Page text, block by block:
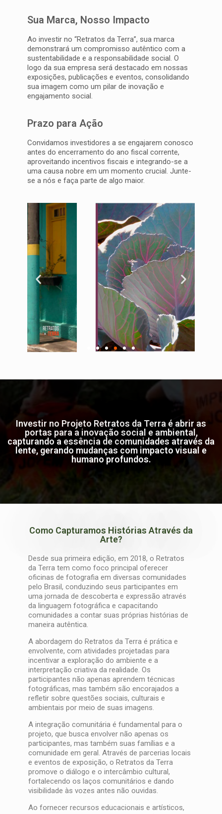
Sua Marca, Nosso Impacto
Ao investir no “Retratos da Terra”, sua marca
demonstrará um compromisso autêntico com a
sustentabilidade e a responsabilidade social. O
logo da sua empresa será destacado em nossas
exposições, publicações e eventos, consolidando
sua imagem como um pilar de inovação e
engajamento social.
Prazo para Ação
Convidamos investidores a se engajarem conosco
antes do encerramento do ano fiscal corrente,
aproveitando incentivos fiscais e integrando-se a
uma causa nobre em um momento crucial. Junte-
se a nós e faça parte de algo maior.
Investir no Projeto Retratos da Terra é abrir as
portas para a inovação social e ambiental,
capturando a essência de comunidades através da
lente, gerando mudanças com impacto visual e
humano profundos.
Como Capturamos Histórias Através da
Arte?
Desde sua primeira edição, em 2018, o Retratos
da Terra tem como foco principal oferecer
oficinas de fotografia em diversas comunidades
pelo Brasil, conduzindo seus participantes em
uma jornada de descoberta e expressão através
da linguagem fotográfica e capacitando
comunidades a contar suas próprias histórias de
maneira autêntica.
A abordagem do Retratos da Terra é prática e
envolvente, com atividades projetadas para
incentivar a exploração do ambiente e a
interpretação criativa da realidade. Os
participantes não apenas aprendem técnicas
fotográficas, mas também são encorajados a
refletir sobre questões sociais, culturais e
ambientais por meio de suas imagens.
A integração comunitária é fundamental para o
projeto, que busca envolver não apenas os
participantes, mas também suas famílias e a
comunidade em geral. Através de parcerias locais
e eventos de exposição, o Retratos da Terra
promove o diálogo e o intercâmbio cultural,
fortalecendo os laços comunitários e dando
visibilidade às vozes antes não ouvidas.
Ao fornecer recursos educacionais e artísticos,